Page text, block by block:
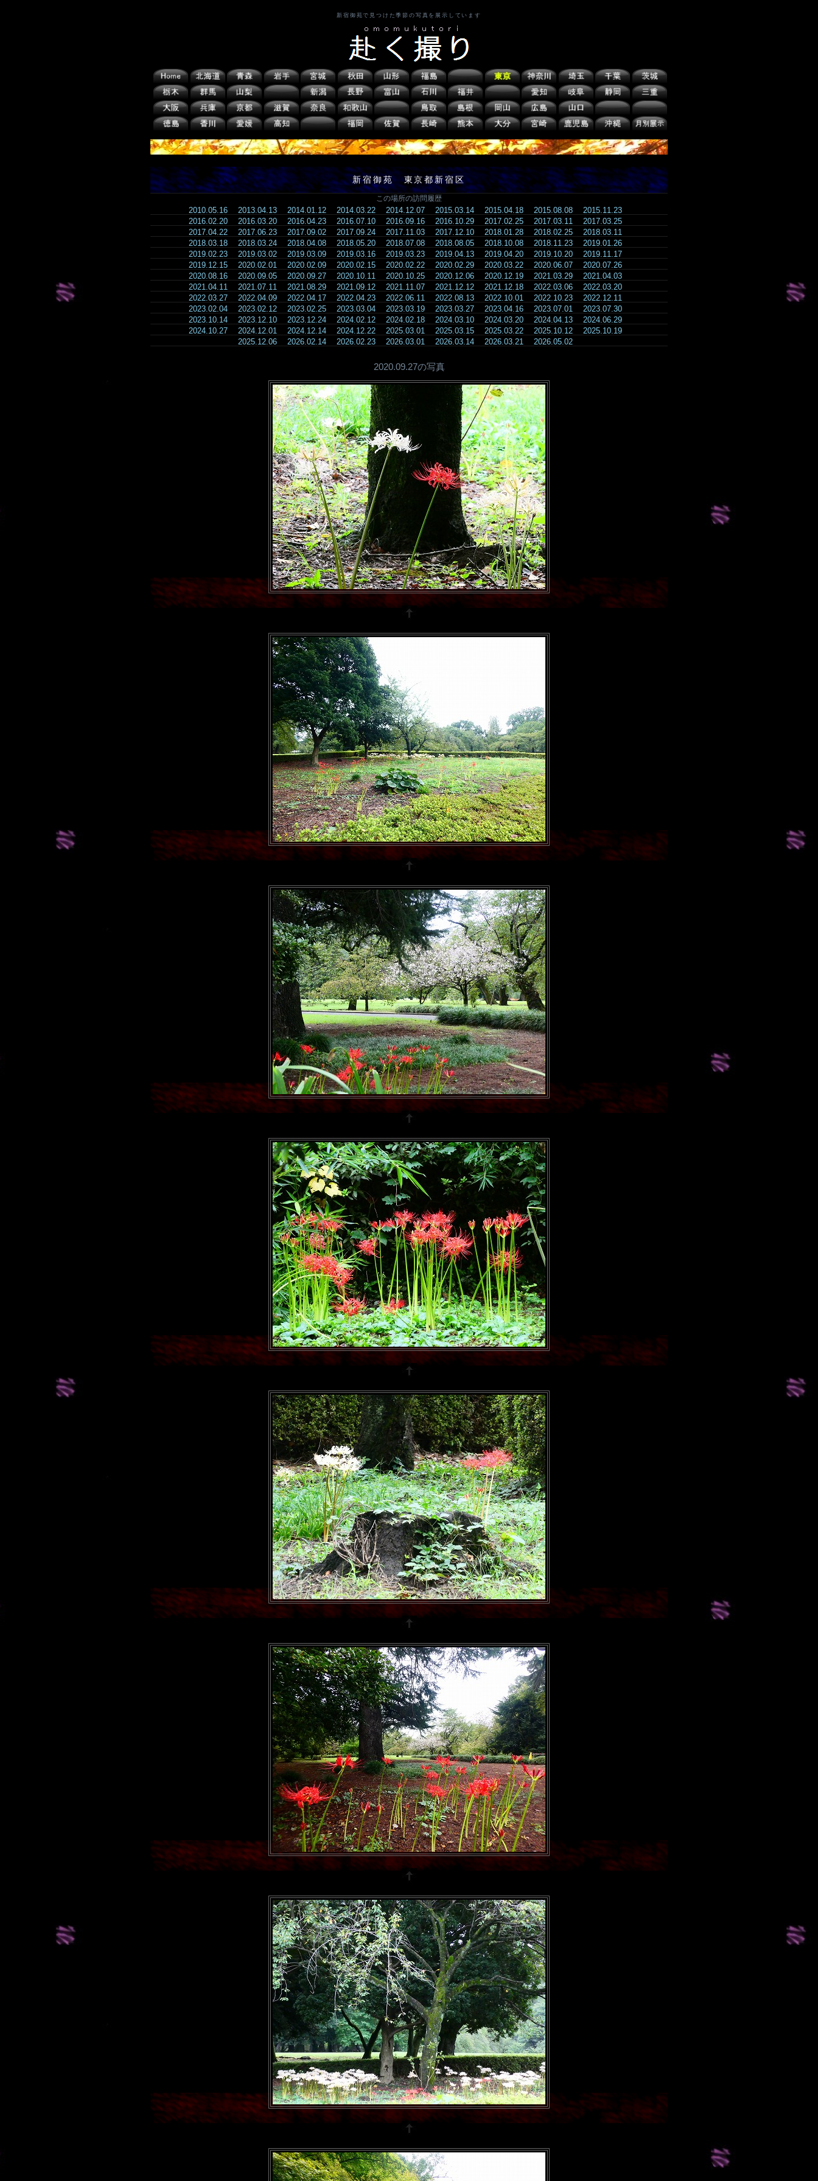
新宿御苑で見つけた季節の写真を展示しています
新宿御苑 東京都新宿区
この場所の訪問履歴
2010.05.16 2013.04.13 2014.01.12 2014.03.22 2014.12.07 2015.03.14 2015.04.18 2015.08.08
2015.11.23
2016.02.20
2016.03.20 2016.04.23 2016.07.10 2016.09.16 2016.10.29 2017.02.25 2017.03.11
2017.03.25
2017.04.22
2017.06.23 2017.09.02 2017.09.24 2017.11.03 2017.12.10 2018.01.28 2018.02.25
2018.03.11
2018.03.18
2018.03.24 2018.04.08 2018.05.20 2018.07.08 2018.08.05 2018.10.08 2018.11.23
2019.01.26
2019.02.23
2019.03.02 2019.03.09 2019.03.16 2019.03.23 2019.04.13 2019.04.20 2019.10.20
2019.11.17
2019.12.15
2020.02.01 2020.02.09 2020.02.15 2020.02.22 2020.02.29 2020.03.22 2020.06.07
2020.07.26
2020.08.16
2020.09.05 2020.09.27 2020.10.11 2020.10.25 2020.12.06 2020.12.19 2021.03.29
2021.04.03
2021.04.11
2021.07.11 2021.08.29 2021.09.12 2021.11.07 2021.12.12 2021.12.18 2022.03.06
2022.03.20
2022.03.27
2022.04.09 2022.04.17 2022.04.23 2022.06.11 2022.08.13 2022.10.01 2022.10.23
2022.12.11
2023.02.04
2023.02.12 2023.02.25 2023.03.04 2023.03.19 2023.03.27 2023.04.16 2023.07.01
2023.07.30
2023.10.14
2023.12.10 2023.12.24 2024.02.12 2024.02.18 2024.03.10 2024.03.20 2024.04.13
2024.06.29
2024.10.27
2024.12.01 2024.12.14 2024.12.22 2025.03.01 2025.03.15 2025.03.22 2025.10.12
2025.10.19
2025.12.06
2026.02.14 2026.02.23 2026.03.01 2026.03.14 2026.03.21 2026.05.02
2020.09.27の写真